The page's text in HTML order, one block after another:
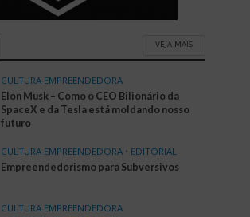
VEJA MAIS
CULTURA EMPREENDEDORA
Elon Musk – Como o CEO Bilionário da
SpaceX e da Tesla está moldando nosso
futuro
CULTURA EMPREENDEDORA • EDITORIAL
Empreendedorismo para Subversivos
CULTURA EMPREENDEDORA